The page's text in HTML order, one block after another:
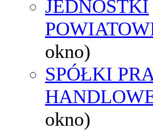
JEDNOSTKI
okno)
SPÓŁKI
okno)